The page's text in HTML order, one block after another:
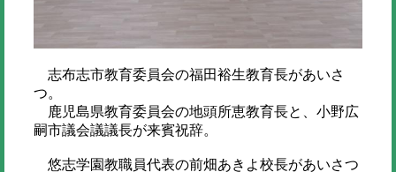
志布志市教育委員会の福田裕生教育長があいさ
つ。
鹿児島県教育委員会の地頭所恵教育長と、小野広
嗣市議会議議長が来賓祝辞。
悠志学園教職員代表の前畑あきよ校長があいさつ